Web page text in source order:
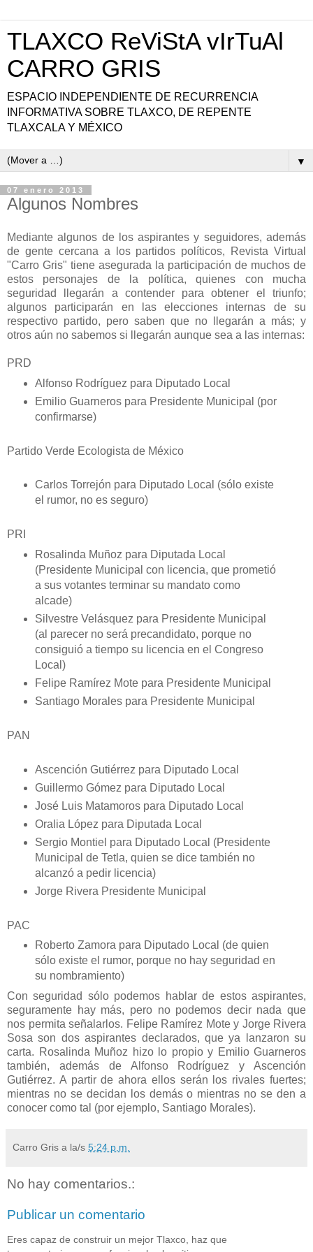
TLAXCO ReViStA vIrTuAl
CARRO GRIS
ESPACIO INDEPENDIENTE DE RECURRENCIA
INFORMATIVA SOBRE TLAXCO, DE REPENTE
TLAXCALA Y MÉXICO
▼
07 enero 2013
Algunos Nombres
Mediante algunos de los aspirantes y seguidores, además
de gente cercana a los partidos políticos, Revista Virtual
"Carro Gris" tiene asegurada la participación de muchos de
estos personajes de la política, quienes con mucha
seguridad llegarán a contender para obtener el triunfo;
algunos participarán en las elecciones internas de su
respectivo partido, pero saben que no llegarán a más; y
otros aún no sabemos si llegarán aunque sea a las internas:
PRD
Alfonso Rodríguez para Diputado Local
Emilio Guarneros para Presidente Municipal (por
confirmarse)
Partido Verde Ecologista de México
Carlos Torrejón para Diputado Local (sólo existe
el rumor, no es seguro)
PRI
Rosalinda Muñoz para Diputada Local
(Presidente Municipal con licencia, que prometió
a sus votantes terminar su mandato como
alcade)
Silvestre Velásquez para Presidente Municipal
(al parecer no será precandidato, porque no
consiguió a tiempo su licencia en el Congreso
Local)
Felipe Ramírez Mote para Presidente Municipal
Santiago Morales para Presidente Municipal
PAN
Ascención Gutiérrez para Diputado Local
Guillermo Gómez para Diputado Local
José Luis Matamoros para Diputado Local
Oralia López para Diputada Local
Sergio Montiel para Diputado Local (Presidente
Municipal de Tetla, quien se dice también no
alcanzó a pedir licencia)
Jorge Rivera Presidente Municipal
PAC
Roberto Zamora para Diputado Local (de quien
sólo existe el rumor, porque no hay seguridad en
su nombramiento)
Con seguridad sólo podemos hablar de estos aspirantes,
seguramente hay más, pero no podemos decir nada que
nos permita señalarlos. Felipe Ramírez Mote y Jorge Rivera
Sosa son dos aspirantes declarados, que ya lanzaron su
carta. Rosalinda Muñoz hizo lo propio y Emilio Guarneros
también, además de Alfonso Rodríguez y Ascención
Gutiérrez. A partir de ahora ellos serán los rivales fuertes;
mientras no se decidan los demás o mientras no se den a
conocer como tal (por ejemplo, Santiago Morales).
Carro Gris a la/s 5:24 p.m.
No hay comentarios.:
Publicar un comentario
Eres capaz de construir un mejor Tlaxco, haz que